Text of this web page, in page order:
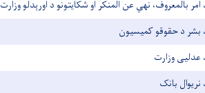
امر بالمعروف، نهي عن المنکر او شکایتونو د اورېدلو وزارت
بشر د حقوقو کمیسیون
عدلیی وزارت
نریوال بانک